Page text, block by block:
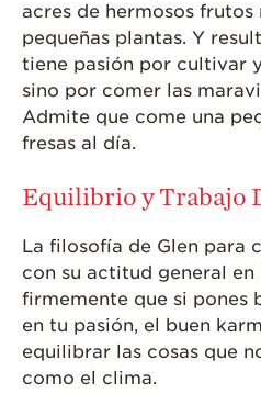
acres de hermosos
pequeñas plantas. Y
tiene pasión por cultivar
sino por comer las
Admite que come una
fresas al día.
Equilibrio y Trabajo
La filosofía de Glen para
con su actitud general en
firmemente que si pones
en tu pasión, el buen
equilibrar las cosas que
como el clima.